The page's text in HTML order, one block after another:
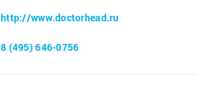
http://www.doctorhead.ru
8 (495) 646-0756